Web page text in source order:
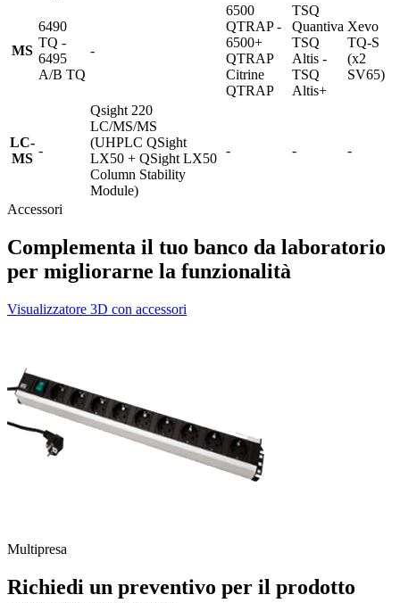
MS
6490
TQ -
6495
A/B TQ
-
6500
QTRAP -
6500+
QTRAP
Citrine
QTRAP
TSQ
Quantiva
TSQ
Altis -
TSQ
Altis+
Xevo
TQ-S
(x2
SV65)
LC-
MS
-
Qsight 220
LC/MS/MS
(UHPLC QSight
LX50 + QSight LX50
Column Stability
Module)
- - -
Accessori
Complementa il tuo banco da laboratorio
per migliorarne la funzionalità
Visualizzatore 3D con accessori
Multipresa
Richiedi un preventivo per il prodotto